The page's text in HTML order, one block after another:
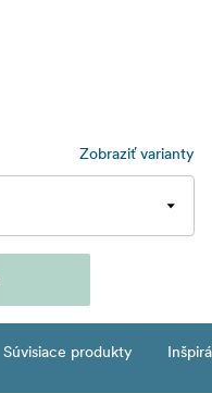
Zobraziť varianty
Súvisiace produkty